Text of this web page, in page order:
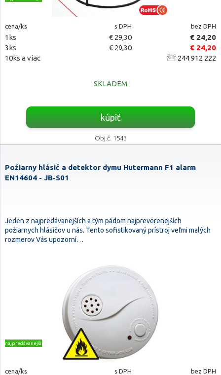
cena/ks s DPH bez DPH
1ks € 29,30
€ 24,20
3ks
€ 29,30
€ 24,20
10ks a viac
244 912 222
SKLADEM
kúpiť
Obj.č. 1543
Požiarny hlásič a detektor dymu Hutermann F1 alarm
EN14604 - JB-S01
Jeden z najpredávanejších a tým pádom najpreverenejších
požiarnych hlásičov u nás. Tento sofistikovaný prístroj veľmi malých
rozmerov Vás upozorní…
najpredávanejšie
cena/ks s DPH bez DPH